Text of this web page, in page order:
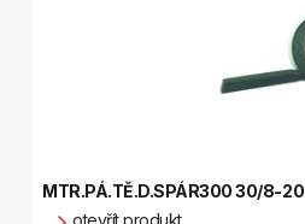
MTR.PÁ.TĚ.D.SPÁR300 30/8-20
otevřít produkt